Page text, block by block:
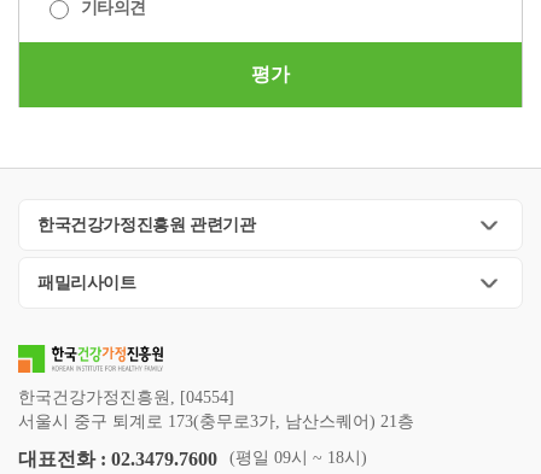
기타의견
평가
한국건강가정진흥원 관련기관
패밀리사이트
한국건강가정진흥원, [04554]
서울시 중구 퇴계로 173(충무로3가, 남산스퀘어) 21층
대표전화 : 02.3479.7600 (평일 09시 ~ 18시)